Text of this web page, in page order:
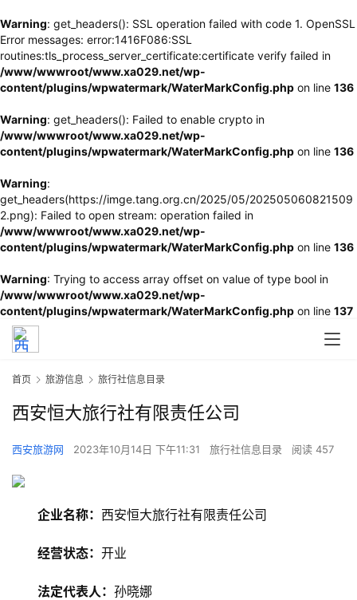
Warning: get_headers(): SSL operation failed with code 1. OpenSSL
Error messages: error:1416F086:SSL
routines:tls_process_server_certificate:certificate verify failed in
/www/wwwroot/www.xa029.net/wp-
content/plugins/wpwatermark/WaterMarkConfig.php on line 136
Warning: get_headers(): Failed to enable crypto in
/www/wwwroot/www.xa029.net/wp-
content/plugins/wpwatermark/WaterMarkConfig.php on line 136
Warning:
get_headers(https://imge.tang.org.cn/2025/05/202505060821509
2.png): Failed to open stream: operation failed in
/www/wwwroot/www.xa029.net/wp-
content/plugins/wpwatermark/WaterMarkConfig.php on line 136
Warning: Trying to access array offset on value of type bool in
/www/wwwroot/www.xa029.net/wp-
content/plugins/wpwatermark/WaterMarkConfig.php on line 137
首页 旅游信息 旅行社信息目录
西安恒大旅行社有限责任公司
西安旅游网 2023年10月14日 下午11:31 旅行社信息目录 阅读 457
企业名称： 西安恒大旅行社有限责任公司
经营状态： 开业
法定代表人： 孙晓娜